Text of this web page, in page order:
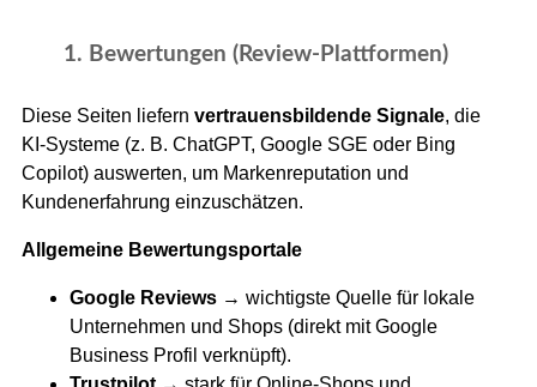
1. Bewertungen (Review-Plattformen)
Diese Seiten liefern vertrauensbildende Signale, die
KI-Systeme (z. B. ChatGPT, Google SGE oder Bing
Copilot) auswerten, um Markenreputation und
Kundenerfahrung einzuschätzen.
Allgemeine Bewertungsportale
Google Reviews→ wichtigste Quelle für lokale
Unternehmen und Shops (direkt mit Google
Business Profil verknüpft).